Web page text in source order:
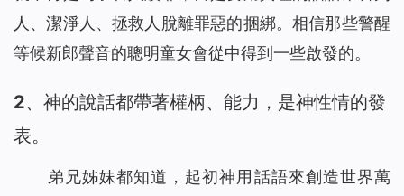
人、潔淨人、拯救人脫離罪惡的捆綁。相信那些警醒
等候新郎聲音的聰明童女會從中得到一些啟發的。
2、神的說話都帶著權柄、能力，是神性情的發
表。
弟兄姊妹都知道，起初神用話語來創造世界萬